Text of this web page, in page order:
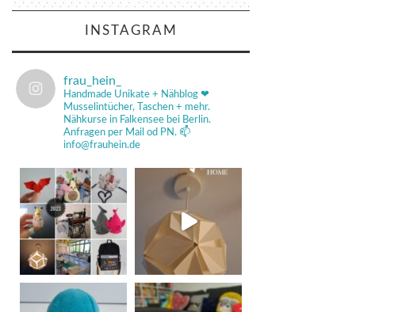
INSTAGRAM
frau_hein_
Handmade Unikate + Nähblog ❤
Musselintücher, Taschen + mehr.
Nähkurse in Falkensee bei Berlin.
Anfragen per Mail od PN. 📫
info@frauhein.de